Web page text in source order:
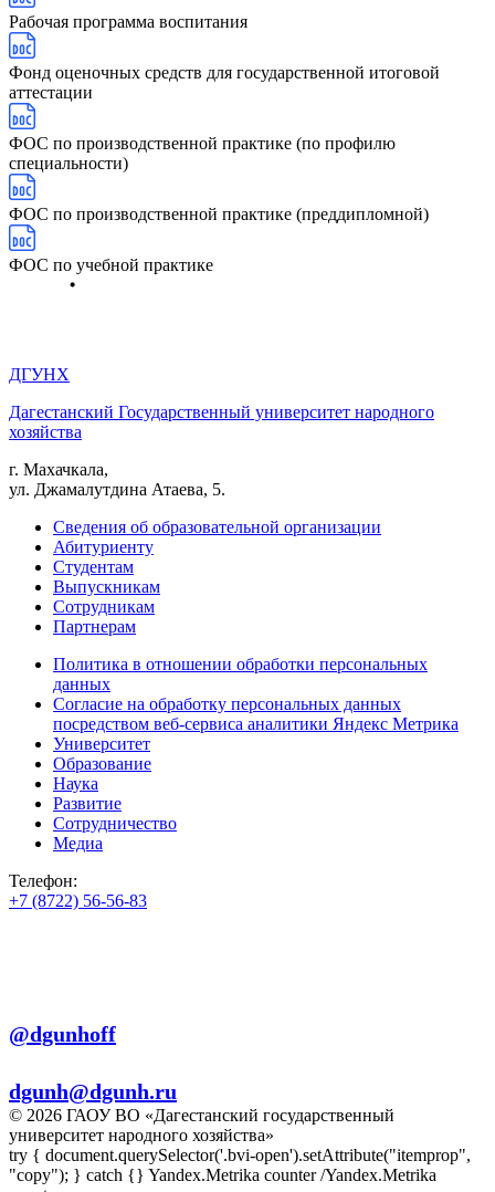
Рабочая программа воспитания
Фонд оценочных средств для государственной итоговой
аттестации
ФОС по производственной практике (по профилю
специальности)
ФОС по производственной практике (преддипломной)
ФОС по учебной практике
ДГУНХ
Дагестанский Государственный университет народного
хозяйства
г. Махачкала,
ул. Джамалутдина Атаева, 5.
Сведения об образовательной организации
Абитуриенту
Студентам
Выпускникам
Сотрудникам
Партнерам
Политика в отношении обработки персональных
данных
Согласие на обработку персональных данных
посредством веб-сервиса аналитики Яндекс Метрика
Университет
Образование
Наука
Развитие
Сотрудничество
Медиа
Телефон:
+7 (8722) 56-56-83
@dgunhoff
dgunh@dgunh.ru
© 2026 ГАОУ ВО «Дагестанский государственный
университет народного хозяйства»
try { document.querySelector('.bvi-open').setAttribute("itemprop",
"copy"); } catch {} Yandex.Metrika counter/Yandex.Metrika